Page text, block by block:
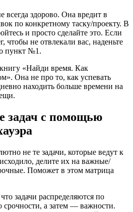
всегда здорово. Она вредит в
по конкретному таску/проекту. В
и просто сделайте это. Если
чтобы не отвлекали вас, наденьте
пункт №1.
«Найди время. Как
Она не про то, как успевать
находить больше времени на
задач с помощью
не те задачи, которые ведут к
делите их на важные/
Поможет в этом матрица
задачи распределяются по
а затем — важности.